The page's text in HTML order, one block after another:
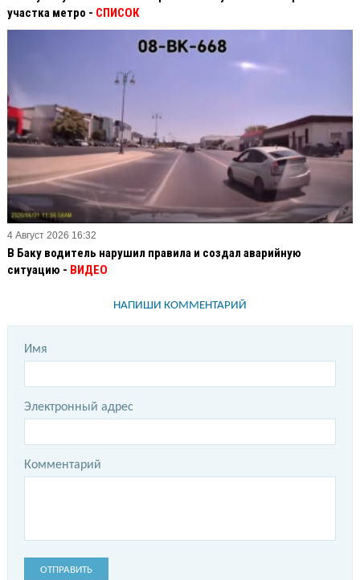
участка метро - СПИСОК
4 Август 2026 16:32
В Баку водитель нарушил правила и создал аварийную
ситуацию - ВИДЕО
НАПИШИ КОММЕНТАРИЙ
Имя
Электронный адрес
Комментарий
ОТПРАВИТЬ